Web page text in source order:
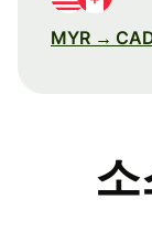
MYR →